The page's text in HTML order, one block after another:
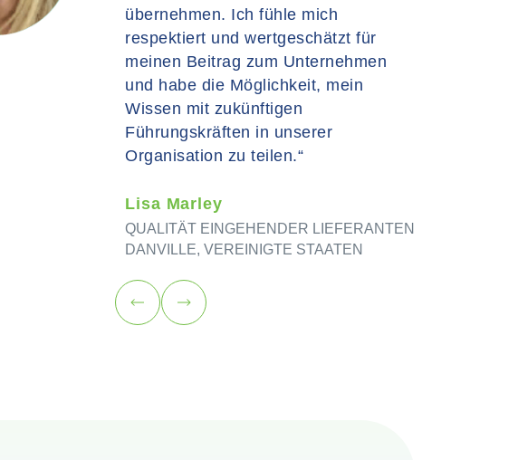
übernehmen. Ich fühle mich
respektiert und wertgeschätzt für
meinen Beitrag zum Unternehmen
und habe die Möglichkeit, mein
Wissen mit zukünftigen
Führungskräften in unserer
Organisation zu teilen.“
Lisa Marley
QUALITÄT EINGEHENDER LIEFERANTEN
DANVILLE, VEREINIGTE STAATEN
Automechaniker, und als ich bei EPL
anfing, unterstützte mich das Team
tatkräftig beim Lernen. Ich bin sehr
dankbar für diese Möglichkeit in
meinem Leben.“
Andrzej Goral
POLEN
VorherigeWeiter